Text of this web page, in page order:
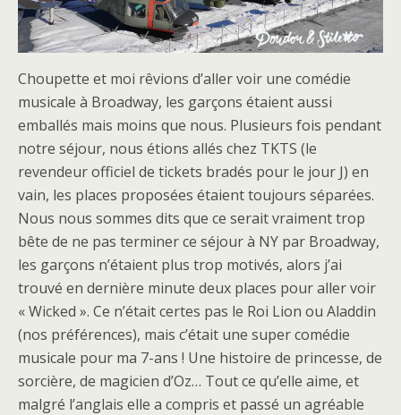
Choupette et moi rêvions d’aller voir une comédie
musicale à Broadway, les garçons étaient aussi
emballés mais moins que nous. Plusieurs fois pendant
notre séjour, nous étions allés chez TKTS (le
revendeur officiel de tickets bradés pour le jour J) en
vain, les places proposées étaient toujours séparées.
Nous nous sommes dits que ce serait vraiment trop
bête de ne pas terminer ce séjour à NY par Broadway,
les garçons n’étaient plus trop motivés, alors j’ai
trouvé en dernière minute deux places pour aller voir
« Wicked ». Ce n’était certes pas le Roi Lion ou Aladdin
(nos préférences), mais c’était une super comédie
musicale pour ma 7-ans ! Une histoire de princesse, de
sorcière, de magicien d’Oz… Tout ce qu’elle aime, et
malgré l’anglais elle a compris et passé un agréable